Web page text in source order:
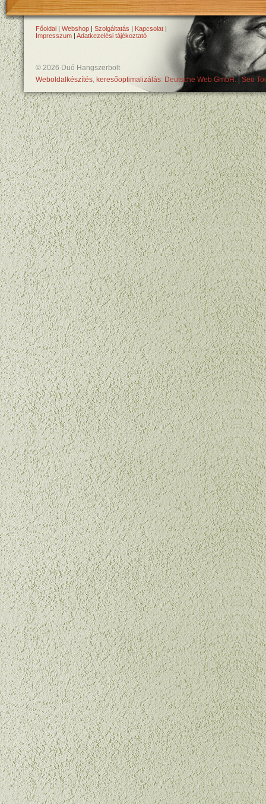
Főoldal | Webshop | Szolgáltatás | Kapcsolat |
Impresszum | Adatkezelési tájékoztató
© 2026 Duó Hangszerbolt
Weboldalkészítés, keresőoptimalizálás: Deutsche Web GmbH. Seo